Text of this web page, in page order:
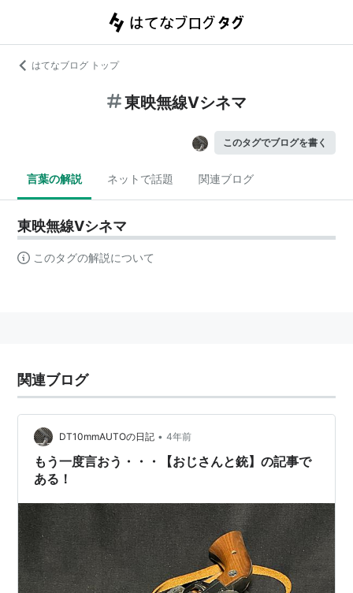
はてなブログ トップ
東映無線Ⅴシネマ
このタグでブログを書く
言葉の解説 ネットで話題 関連ブログ
東映無線Ⅴシネマ
このタグの解説について
関連ブログ
DT10mmAUTOの日記 • 4年前
もう一度言おう・・・【おじさんと銃】の記事で
ある！